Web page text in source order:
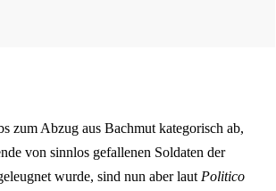
zum Abzug aus Bachmut kategorisch ab,
von sinnlos gefallenen Soldaten der
wurde, sind nun aber laut Politico